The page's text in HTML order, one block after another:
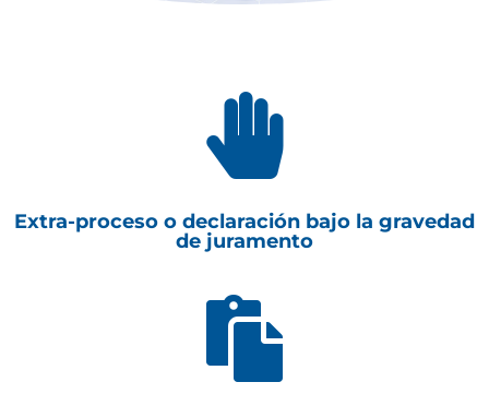

Extra-proceso o declaración bajo la gravedad
de juramento
